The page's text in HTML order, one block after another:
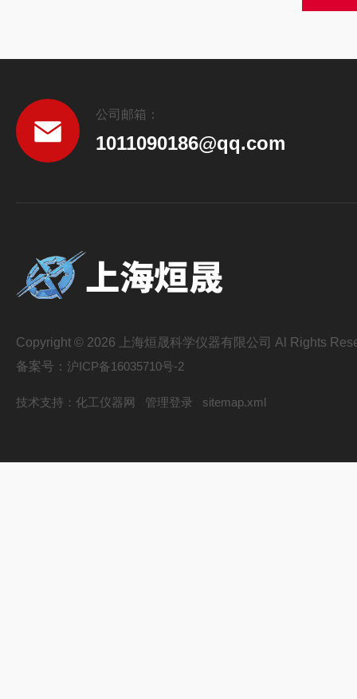
公司邮箱：
1011090186@qq.com
Copyright © 2026 上海烜晟科学仪器有限公司 Al Rights
备案号： 沪ICP备16035710号-2
技术支持： 化工仪器网 管理登录 sitemap.xml